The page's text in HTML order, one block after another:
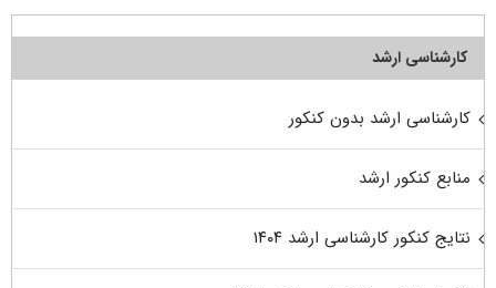
کارشناسی ارشد
کارشناسی ارشد بدون کنکور
منابع کنکور ارشد
نتایج کنکور کارشناسی ارشد ۱۴۰۴